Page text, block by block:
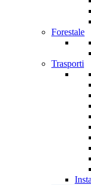
Forestale
Trasporti